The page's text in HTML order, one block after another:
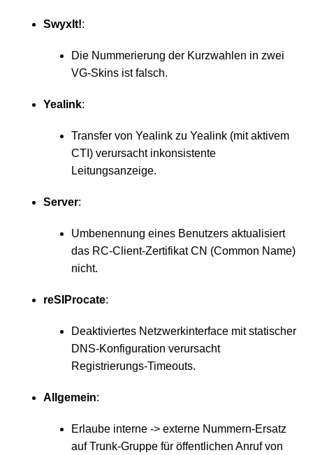
SwyxIt!:
Die Nummerierung der Kurzwahlen in zwei
VG-Skins ist falsch.
Yealink:
Transfer von Yealink zu Yealink (mit aktivem
CTI) verursacht inkonsistente
Leitungsanzeige.
Server:
Umbenennung eines Benutzers aktualisiert
das RC-Client-Zertifikat CN (Common Name)
nicht.
reSIProcate:
Deaktiviertes Netzwerkinterface mit statischer
DNS-Konfiguration verursacht
Registrierungs-Timeouts.
Allgemein:
Erlaube interne -> externe Nummern-Ersatz
auf Trunk-Gruppe für öffentlichen Anruf von